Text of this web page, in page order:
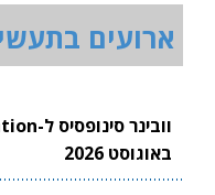
ארועים
באוגוסט 2026